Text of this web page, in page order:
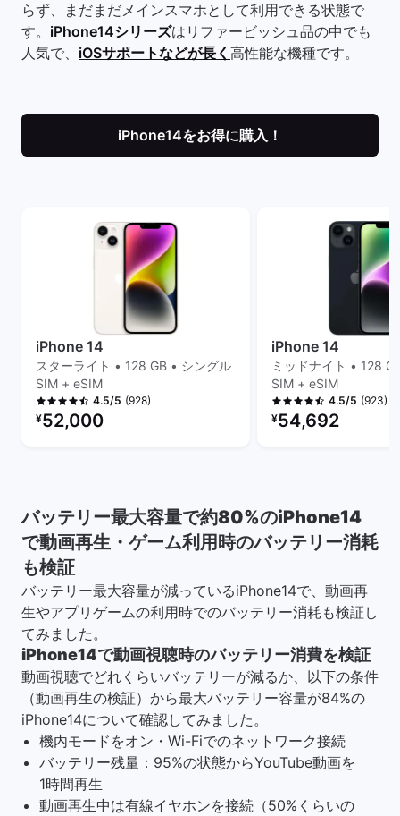
らず、まだまだメインスマホとして利用できる状態で
す。 iPhone14シリーズはリファービッシュ品の中でも
人気で、 iOSサポートなどが長く 高性能な機種です。
iPhone14をお得に購入！
iPhone 14
スターライト • 128 GB • シングル
SIM + eSIM
4.5/5 (928)
リファービッシュ品の価格：
¥52,000
iPhone 14
ミッドナイト • 128
SIM + eSIM
4.5/5 (923)
リファービッシュ品の
¥54,692
バッテリー最大容量で約80%のiPhone14
で動画再生・ゲーム利用時のバッテリー消耗
も検証
バッテリー最大容量が減っているiPhone14で、動画再
生やアプリゲームの利用時でのバッテリー消耗も検証し
てみました。
iPhone14で動画視聴時のバッテリー消費を検証
動画視聴でどれくらいバッテリーが減るか、以下の条件
（動画再生の検証）から最大バッテリー容量が84%の
iPhone14について確認してみました。
機内モードをオン・Wi-Fiでのネットワーク接続
バッテリー残量：95%の状態からYouTube動画を
1時間再生
動画再生中は有線イヤホンを接続（50%くらいの